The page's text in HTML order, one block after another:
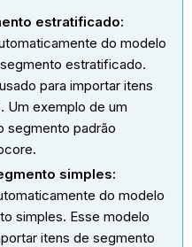
estratificado:
do modelo
estratificado.
para importar itens
Um exemplo de um
segmento padrão
simples:
do modelo
simples. Esse modelo
itens de segmento